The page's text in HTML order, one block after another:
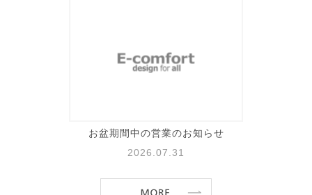
お盆期間中の営業のお知らせ
2026.07.31